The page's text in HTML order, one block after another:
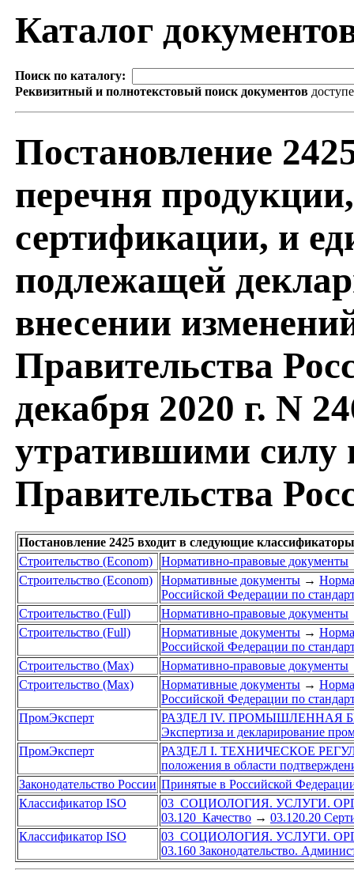
Каталог
Поиск по каталогу:
Реквизитный и полнотекстовый поиск документов
Постановление
перечня
сертификации, и
подлежащей
внесении
Правительства
декабря 2020 г. N
утратившими силу
Правительства
Постановление 2425 входит в следующие
Строительство (Econom)
Нормативно-правовые документы
Строительство (Econom)
Нормативные документы →
Российской Федерации по
Строительство (Full)
Нормативно-правовые документы
Строительство (Full)
Нормативные документы →
Российской Федерации по
Строительство (Max)
Нормативно-правовые документы
Строительство (Max)
Нормативные документы →
Российской Федерации по
ПромЭксперт
РАЗДЕЛ IV. ПРОМЫШЛЕННАЯ
Экспертиза и декларирование
ПромЭксперт
РАЗДЕЛ I. ТЕХНИЧЕСКОЕ
положения в области
Законодательство России Принятые в Российской
Классификатор ISO
03 СОЦИОЛОГИЯ. УСЛУГИ.
03.120 Качество → 03.120.20
Классификатор ISO
03 СОЦИОЛОГИЯ. УСЛУГИ.
03.160 Законодательство.